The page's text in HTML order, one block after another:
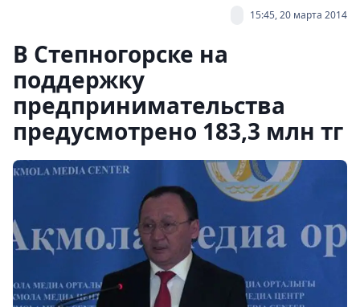
15:45, 20 марта 2014
В Степногорске на
поддержку
предпринимательства
предусмотрено 183,3 млн тг